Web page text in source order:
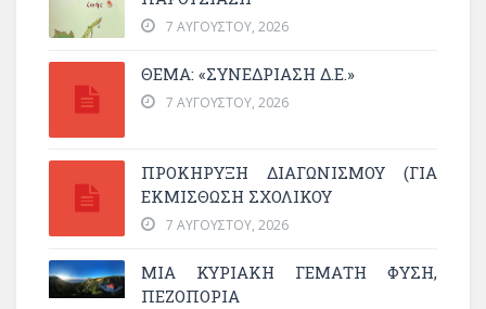
7 ΑΥΓΟΎΣΤΟΥ, 2026
ΘΕΜΑ: «ΣΥΝΕΔΡΊΑΣΗ Δ.Ε.»
7 ΑΥΓΟΎΣΤΟΥ, 2026
ΠΡΟΚΗΡΥΞΗ ΔΙΑΓΩΝΙΣΜΟΥ (ΓΙΑ
ΕΚΜΊΣΘΩΣΗ ΣΧΟΛΙΚΟΎ
7 ΑΥΓΟΎΣΤΟΥ, 2026
ΜΙΑ ΚΥΡΙΑΚΉ ΓΕΜΆΤΗ ΦΎΣΗ,
ΠΕΖΟΠΟΡΊΑ